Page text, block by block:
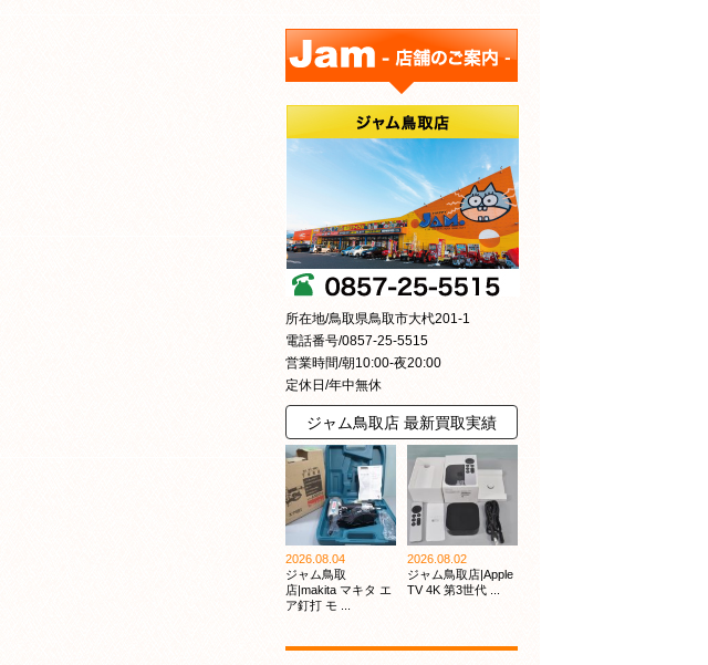
所在地/鳥取県鳥取市大杙201-1
電話番号/0857-25-5515
営業時間/朝10:00-夜20:00
定休日/年中無休
ジャム鳥取店 最新買取実績
2026.08.04
ジャム鳥取
店|makita マキタ エ
ア釘打 モ ...
2026.08.02
ジャム鳥取店|Apple
TV 4K 第3世代 ...